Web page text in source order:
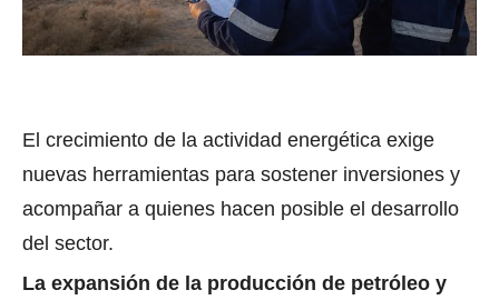
El crecimiento de la actividad energética exige
nuevas herramientas para sostener inversiones y
acompañar a quienes hacen posible el desarrollo
del sector.
La expansión de la producción de petróleo y